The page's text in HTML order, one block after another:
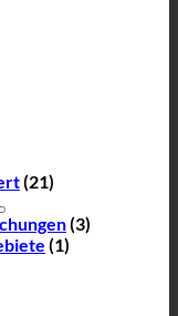
(21)
(3)
(1)